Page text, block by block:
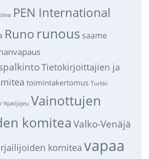
PEN International
Runo runous saame
Tietokirjoittajien ja
toimintakertomus Turkki
Njakljajeu Vainottujen
komitea Valko-Venäjä
komitea vapaa